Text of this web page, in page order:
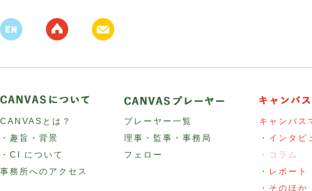
CANVASとは？
・趣旨・背景
・CI について
事務所へのアクセス
プレーヤー一覧
理事・監事・事務局
フェロー
キャンバス
・インタビ
・コラム
・レポート
・そのほか